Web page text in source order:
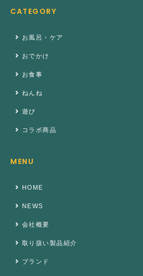
CATEGORY
お風呂・ケア
おでかけ
お食事
ねんね
遊び
コラボ商品
MENU
HOME
NEWS
会社概要
取り扱い製品紹介
ブランド